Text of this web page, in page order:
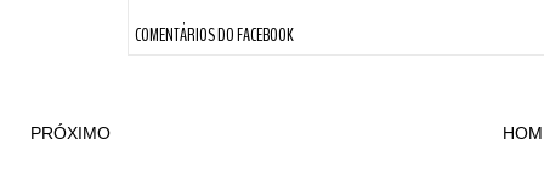
COMENTÁRIOS DO FACEBOOK
PRÓXIMO